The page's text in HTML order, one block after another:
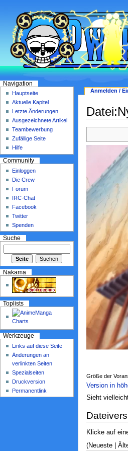
Größe der
Version in
Sieht
Klicke auf
(Neueste |
Anmelden /
Navigation
Hauptseite
Aktuelle Kapitel
Letzte Änderungen
Ausgezeichnete Artikel
Teambewerbung
Zufällige Seite
Hilfe
Community
Einloggen
Die Crew
Forum
IRC-Chat
Facebook
Twitter
Spenden
Suche
Nakama
Toplists
Werkzeuge
Links auf diese Seite
Änderungen an
verlinkten Seiten
Spezialseiten
Druckversion
Permanentlink